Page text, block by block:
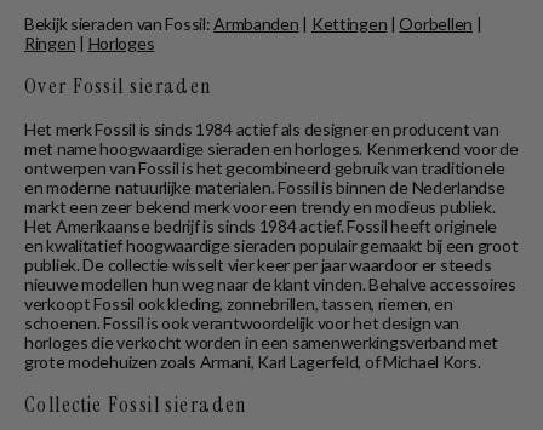
Bekijk sieraden van Fossil:Armbanden | Kettingen | Oorbellen |
Ringen | Horloges
Over Fossil sieraden
Het merk Fossil is sinds 1984 actief als designer en producent van
met name hoogwaardige sieraden en horloges. Kenmerkend voor de
ontwerpen van Fossil is het gecombineerd gebruik van traditionele
en moderne natuurlijke materialen. Fossil is binnen de Nederlandse
markt een zeer bekend merk voor een trendy en modieus publiek.
Het Amerikaanse bedrijf is sinds 1984 actief. Fossil heeft originele
en kwalitatief hoogwaardige sieraden populair gemaakt bij een groot
publiek. De collectie wisselt vier keer per jaar waardoor er steeds
nieuwe modellen hun weg naar de klant vinden. Behalve accessoires
verkoopt Fossil ook kleding, zonnebrillen, tassen, riemen, en
schoenen. Fossil is ook verantwoordelijk voor het design van
horloges die verkocht worden in een samenwerkingsverband met
grote modehuizen zoals Armani, Karl Lagerfeld, of Michael Kors.
Collectie Fossil sieraden